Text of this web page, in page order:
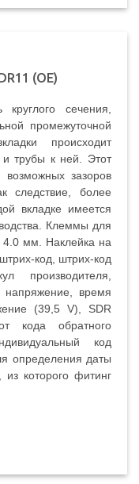
(OE)
сечения,
промежуточной
происходит
и трубы к ней. Этот
возможных зазоров
следствие, более
вкладке имеется
Клеммы для
4.0 мм. Наклейка на
код, штрих-код
производителя,
напряжение, время
(39,5 V), SDR
кода обратного
код
определения даты
из которого фитинг